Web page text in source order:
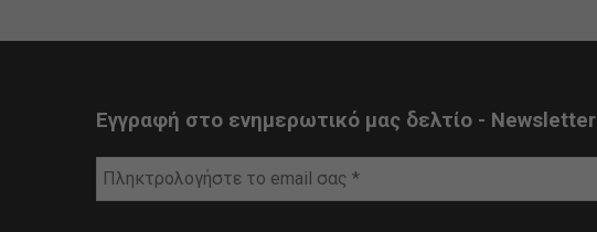
Εγγραφή στο ενημερωτικό μας δελτίο - Newsletter